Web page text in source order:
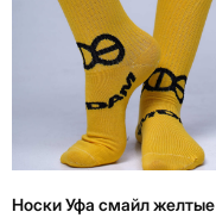
Носки Уфа смайл желтые
Vkontakte
Youtube
Whatsapp
Telegram
Instagram*
7 916 860 15 55